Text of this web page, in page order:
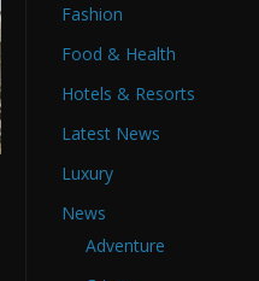
Fashion
Food & Health
Hotels & Resorts
Latest News
Luxury
News
Adventure